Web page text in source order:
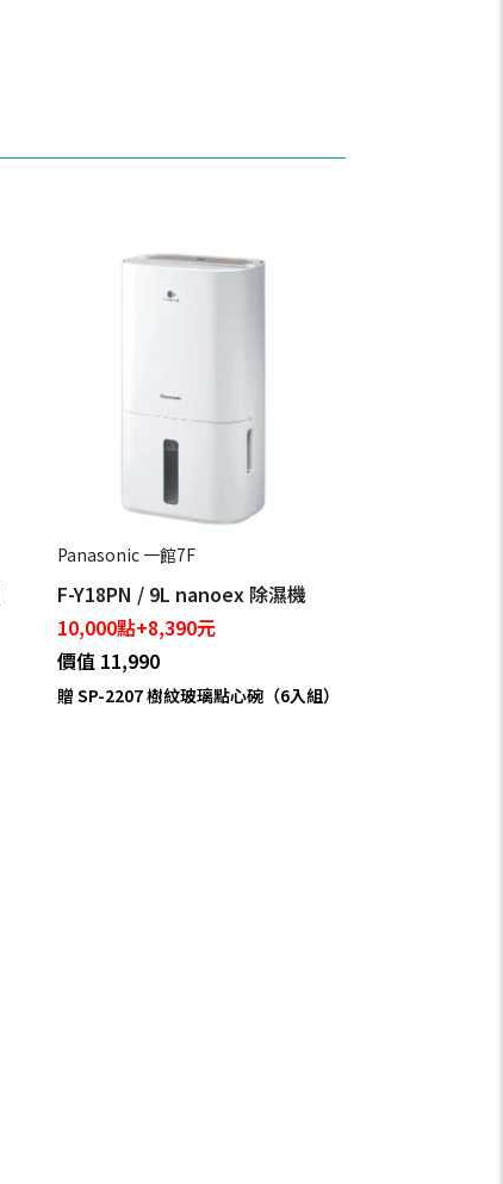
Panasonic 一館7F
F-Y18PN / 9L nanoex 除濕機
10,000點+8,390元
價值 11,990
贈 SP-2207 樹紋玻璃點心碗（6入組）